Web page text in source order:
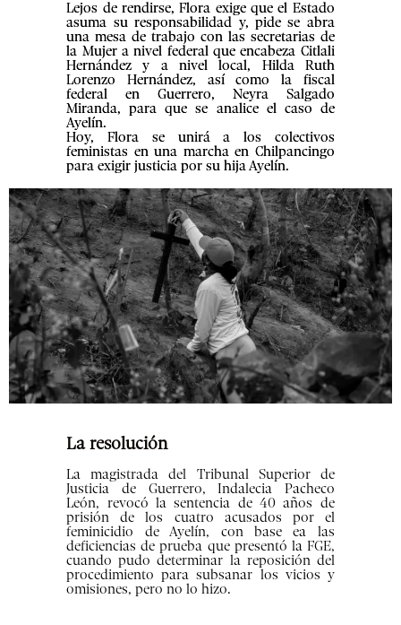
Lejos de rendirse, Flora exige que el Estado
asuma su responsabilidad y, pide se abra
una mesa de trabajo con las secretarias de
la Mujer a nivel federal que encabeza Citlali
Hernández y a nivel local, Hilda Ruth
Lorenzo Hernández, así como la fiscal
federal en Guerrero, Neyra Salgado
Miranda, para que se analice el caso de
Ayelín.
Hoy, Flora se unirá a los colectivos
feministas en una marcha en Chilpancingo
para exigir justicia por su hija Ayelín.
La resolución
La magistrada del Tribunal Superior de
Justicia de Guerrero, Indalecia Pacheco
León, revocó la sentencia de 40 años de
prisión de los cuatro acusados por el
feminicidio de Ayelín, con base ea las
deficiencias de prueba que presentó la FGE,
cuando pudo determinar la reposición del
procedimiento para subsanar los vicios y
omisiones, pero no lo hizo.